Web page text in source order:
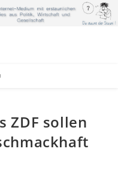
ZDF sollen